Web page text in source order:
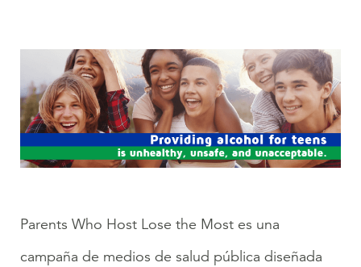
Parents Who Host Lose the Most es una
campaña de medios de salud pública diseñada